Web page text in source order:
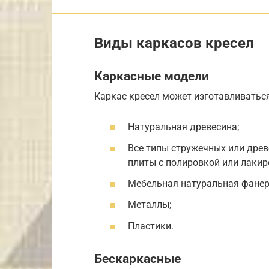
Виды каркасов кресел
Каркасные модели
Каркас кресел может
Натуральная древесина;
Все типы стружечных или
плиты с полировкой или
Мебельная натуральная
Металлы;
Пластики.
Бескаркасные